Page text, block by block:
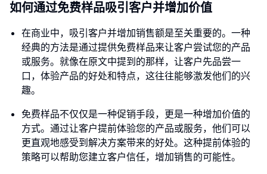
如何通过免费样品吸引客户并增加价值
在商业中，吸引客户并增加销售额是至关重要的。一种
经典的方法是通过提供免费样品来让客户尝试您的产品
或服务。就像在原文中提到的那样，让客户先品尝一
口，体验产品的好处和特点，这往往能够激发他们的兴
趣。
免费样品不仅仅是一种促销手段，更是一种增加价值的
方式。通过让客户提前体验您的产品或服务，他们可以
更直观地感受到解决方案带来的好处。这种提前体验的
策略可以帮助您建立客户信任，增加销售的可能性。